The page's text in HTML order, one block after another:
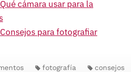
Qué cámara usar para la
Consejos para fotografiar
fotografía consejos